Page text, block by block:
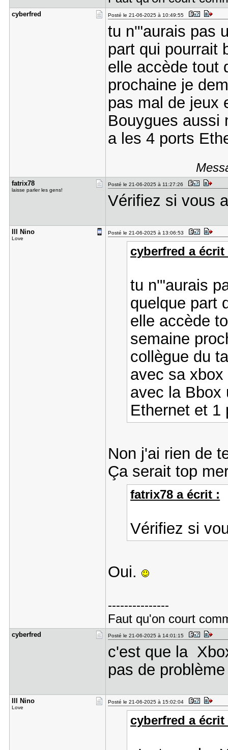
cyberfred Posté le 21-06-2025 à 10:49:55
tu n'"aurais pas
part qui pourrait
elle accède tout
prochaine je
pas mal de jeux
Bouygues aussi
a les 4 ports
fatrix78
laisse parler les gens!
Posté le 21-06-2025 à 11:27:26
Vérifiez si vous
Ill Nino
Love
Posté le 21-06-2025 à 13:06:53
cyberfred a écrit
tu n'"aurais
quelque part
elle accède
semaine
collègue du
avec sa
avec la Bbox
Ethernet et 1
Non j'ai rien de
Ça serait top
fatrix78 a écrit :
Vérifiez si
Oui.
---------------
Faut qu'on court
cyberfred Posté le 21-06-2025 à 14:01:15
c'est que la
pas de
Ill Nino
Love
Posté le 21-06-2025 à 15:02:04
cyberfred a écrit